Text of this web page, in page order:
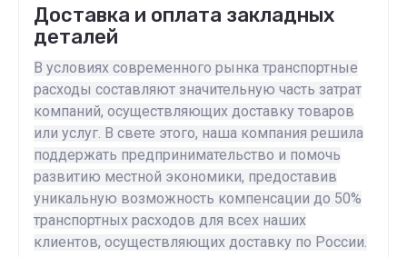
Доставка и оплата закладных
деталей
В условиях современного рынка транспортные
расходы составляют значительную часть затрат
компаний, осуществляющих доставку товаров
или услуг. В свете этого, наша компания решила
поддержать предпринимательство и помочь
развитию местной экономики, предоставив
уникальную возможность компенсации до 50%
транспортных расходов для всех наших
клиентов, осуществляющих доставку по России.